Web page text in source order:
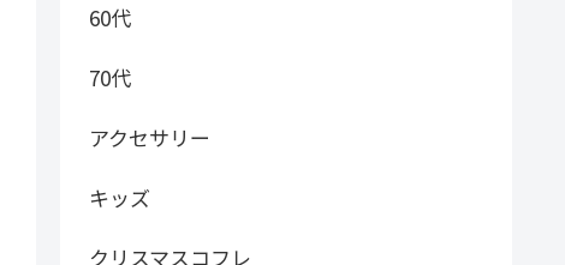
60代
70代
アクセサリー
キッズ
クリスマスコフレ